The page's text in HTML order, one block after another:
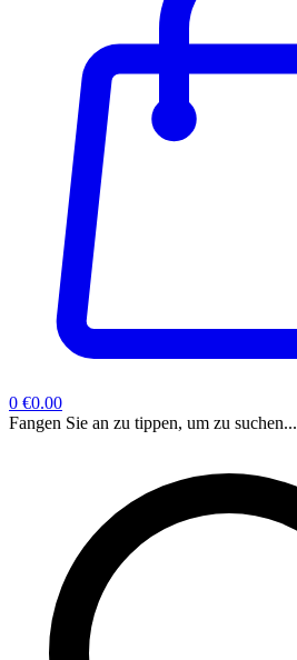
0 €0.00
Fangen Sie an zu tippen, um zu suchen...